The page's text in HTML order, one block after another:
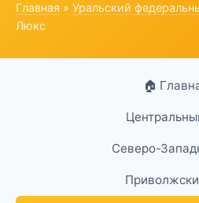
Главная » Уральский
Люкс
🏠
Северо-